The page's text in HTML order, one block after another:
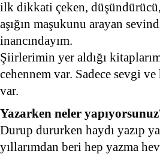
ilk dikkati çeken,
aşığın maşukunu arayan
inancındayım.
Şiirlerimin yer aldığı
cehennem var. Sadece sevgi
var.
Yazarken neler
Durup dururken haydı yazıp
yıllarımdan beri hep yazma